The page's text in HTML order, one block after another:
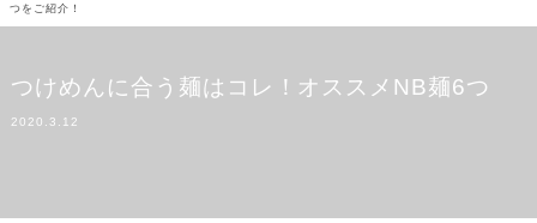
つをご紹介！
つけめんに合う麺はコレ！オススメNB麺6つ
2020.3.12